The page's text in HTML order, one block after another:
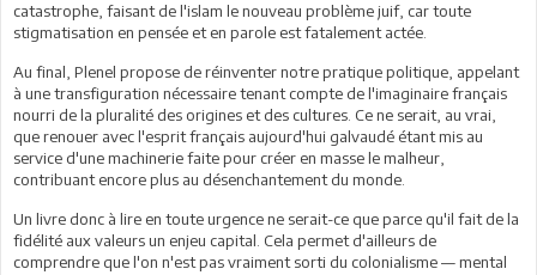
catastrophe, faisant de l'islam le nouveau problème juif, car toute
stigmatisation en pensée et en parole est fatalement actée.
Au final, Plenel propose de réinventer notre pratique politique, appelant
à une transfiguration nécessaire tenant compte de l'imaginaire français
nourri de la pluralité des origines et des cultures. Ce ne serait, au vrai,
que renouer avec l'esprit français aujourd'hui galvaudé étant mis au
service d'une machinerie faite pour créer en masse le malheur,
contribuant encore plus au désenchantement du monde.
Un livre donc à lire en toute urgence ne serait-ce que parce qu'il fait de la
fidélité aux valeurs un enjeu capital. Cela permet d'ailleurs de
comprendre que l'on n'est pas vraiment sorti du colonialisme — mental